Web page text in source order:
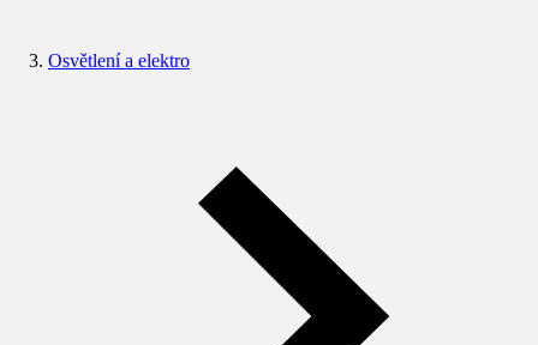
Osvětlení a elektro